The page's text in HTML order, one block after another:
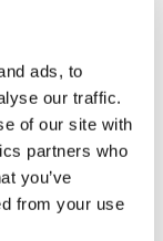
ads, to
our traffic.
of our site with
partners who
you’ve
from your use
アルシュベルド
(税込)